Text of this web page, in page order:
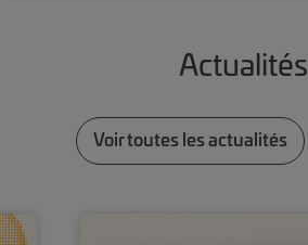
Actualités
Voir toutes les actualités